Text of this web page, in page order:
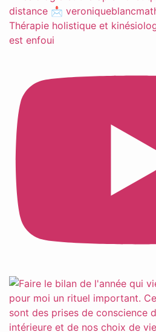
Thérapie holistique et
est enfoui